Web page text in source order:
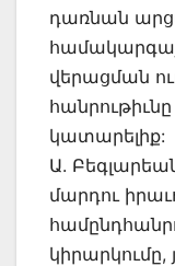
դառնան
վերացման
կատարելիք:
Ա.
մարդու